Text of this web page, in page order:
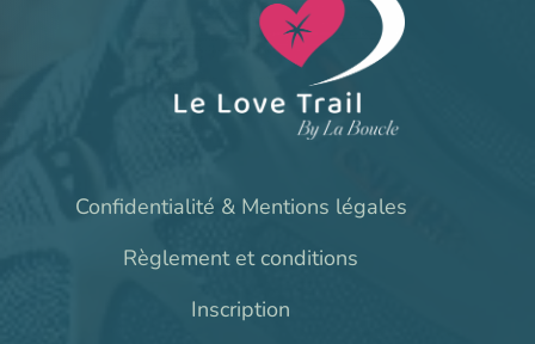
Confidentialité & Mentions légales
Règlement et conditions
Inscription